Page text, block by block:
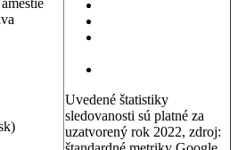
Uvedené štatistiky
sledovanosti sú platné za
uzatvorený rok 2022, zdroj: